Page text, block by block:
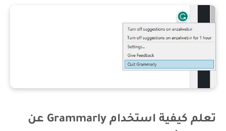
تعلم كيفية استخدام Grammarly عن